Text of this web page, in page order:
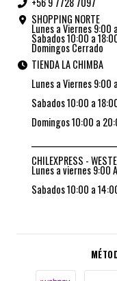
SHOPPING NORTE
Lunes a Viernes 9:00
Sabados 10:00 a
Domingos Cerrado
TIENDA LA CHIMBA
Lunes a Viernes 9:00
Sabados 10:00 a
Domingos 10:00 a
CHILEXPRESS -
Lunes a viernes 9:00
Sabados 10:00 a